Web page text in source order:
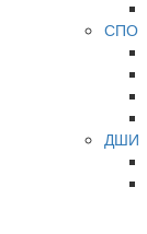
СПО
ДШИ